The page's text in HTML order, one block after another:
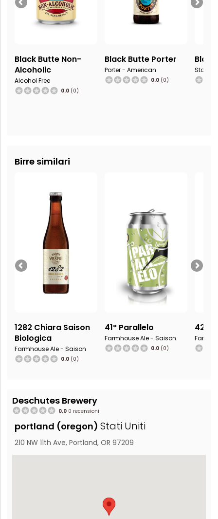
Black Butte Non-
Alcoholic
Alcohol Free
0.0 (0)
Black Butte Porter
Porter - American
0.0 (0)
Black
Stout -
Birre similari
1282 Chiara Saison
Biologica
Farmhouse Ale - Saison
0.0 (0)
41° Parallelo
Farmhouse Ale - Saison
0.0 (0)
42 dB
Deschutes Brewery
0,0 0 recensioni
portland (oregon) Stati Uniti
210 NW 11th Ave, Portland, OR 97209